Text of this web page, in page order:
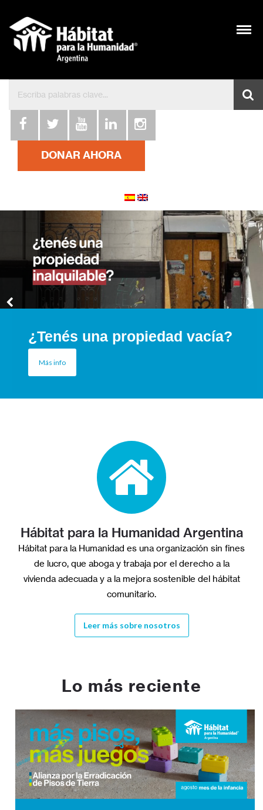
DONAR AHORA
¿Tenés una propiedad vacía?
Más info
Hábitat para la Humanidad Argentina
Hábitat para la Humanidad es una organización sin fines
de lucro, que aboga y trabaja por el derecho a la
vivienda adecuada y a la mejora sostenible del hábitat
comunitario.
Leer más sobre nosotros
Lo más reciente